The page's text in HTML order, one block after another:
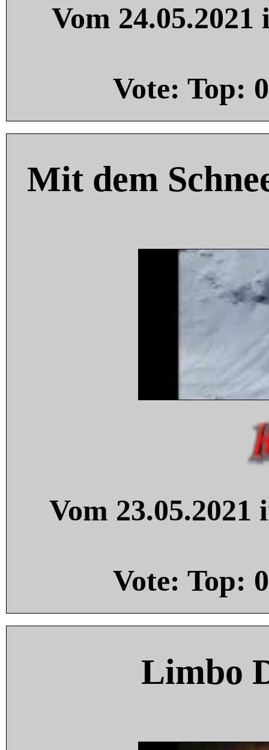
Vom
Vote: Top: 0
Mit dem
Vom
Vote: Top: 0
Limbo